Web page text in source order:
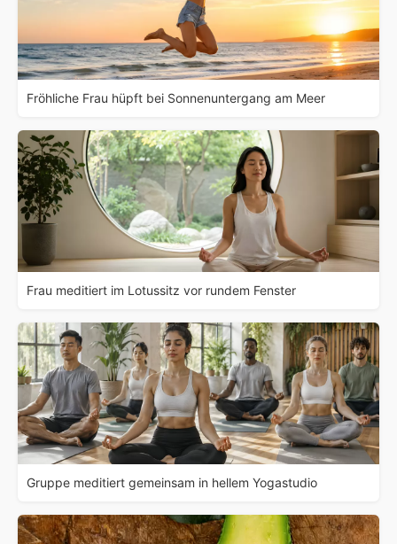
Fröhliche Frau hüpft bei Sonnenuntergang am Meer
Frau meditiert im Lotussitz vor rundem Fenster
Gruppe meditiert gemeinsam in hellem Yogastudio